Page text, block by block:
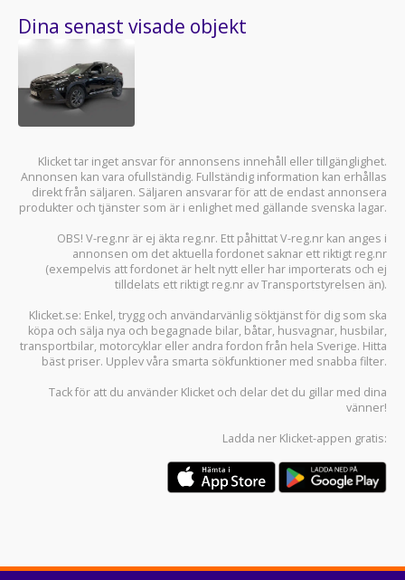
Dina senast visade objekt
Klicket tar inget ansvar för annonsens innehåll eller tillgänglighet.
Annonsen kan vara ofullständig. Fullständig information kan erhållas
direkt från säljaren. Säljaren ansvarar för att de endast annonsera
produkter och tjänster som är i enlighet med gällande svenska lagar.
OBS! V-reg.nr är ej äkta reg.nr. Ett påhittat V-reg.nr kan anges i
annonsen om det aktuella fordonet saknar ett riktigt reg.nr
(exempelvis att fordonet är helt nytt eller har importerats och ej
tilldelats ett riktigt reg.nr av Transportstyrelsen än).
Klicket.se: Enkel, trygg och användarvänlig söktjänst för dig som ska
köpa och sälja nya och begagnade bilar, båtar, husvagnar, husbilar,
transportbilar, motorcyklar eller andra fordon från hela Sverige. Hitta
bäst priser. Upplev våra smarta sökfunktioner med snabba filter.
Tack för att du använder Klicket och delar det du gillar med dina
vänner!
Ladda ner Klicket-appen gratis: